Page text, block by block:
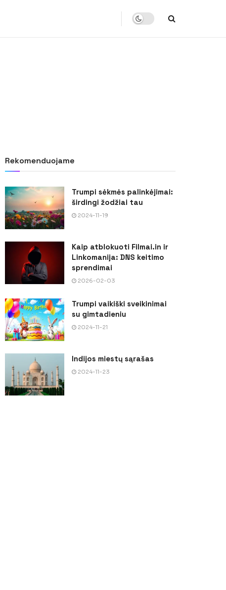
Rekomenduojame
Trumpi sėkmės palinkėjimai:
širdingi žodžiai tau
2024-11-19
Kaip atblokuoti Filmai.in ir
Linkomanija: DNS keitimo
sprendimai
2026-02-03
Trumpi vaikiški sveikinimai
su gimtadieniu
2024-11-21
Indijos miestų sąrašas
2024-11-23